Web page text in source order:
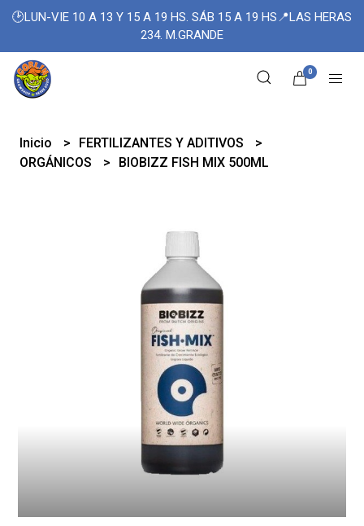
🕑LUN-VIE 10 A 13 Y 15 A 19 HS. SÁB 15 A 19 HS📍LAS HERAS
234. M.GRANDE
0
Inicio
FERTILIZANTES Y ADITIVOS
ORGÁNICOS
BIOBIZZ FISH MIX 500ML